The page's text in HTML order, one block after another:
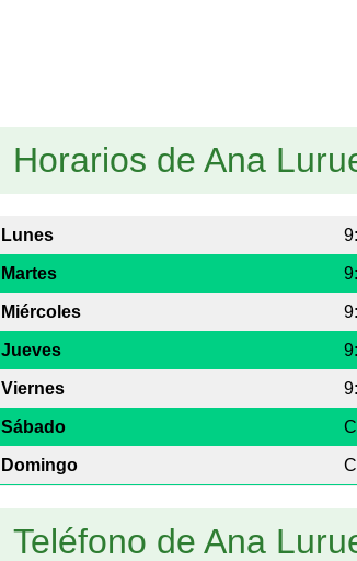
Horarios de Ana
Lunes
Martes
Miércoles
Jueves
Viernes
Sábado
Domingo
Teléfono de Ana